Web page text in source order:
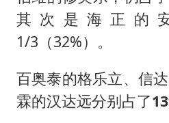
其次是海正的
1/3（32%）。
百奥泰的格乐立、信
霖的汉达远分别占了